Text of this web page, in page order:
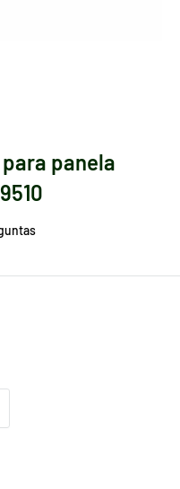
panela